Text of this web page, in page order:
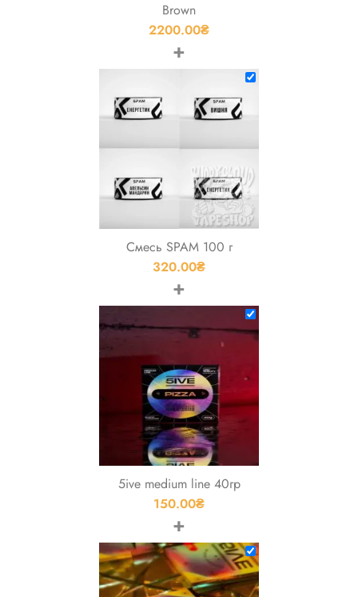
Brown
2200.00₴
+
Смесь SPAM 100 г
320.00₴
+
5ive medium line 40гр
150.00₴
+